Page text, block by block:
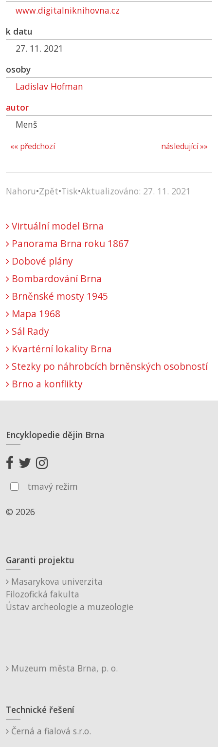
www.digitalniknihovna.cz
k datu
27. 11. 2021
osoby
Ladislav Hofman
autor
Menš
následující »»
«« předchozí
Nahoru•Zpět•Tisk•Aktualizováno: 27. 11. 2021
Virtuální model Brna
Panorama Brna roku 1867
Dobové plány
Bombardování Brna
Brněnské mosty 1945
Mapa 1968
Sál Rady
Kvartérní lokality Brna
Stezky po náhrobcích brněnských osobností
Brno a konflikty
Encyklopedie dějin Brna
tmavý režim
© 2026
Garanti projektu
Masarykova univerzita
Filozofická fakulta
Ústav archeologie a muzeologie
Muzeum města Brna, p. o.
Technické řešení
Černá a fialová s.r.o.